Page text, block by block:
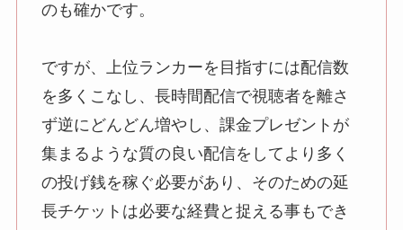
のも確かです。
ですが、上位ランカーを目指すには配信数
を多くこなし、長時間配信で視聴者を離さ
ず逆にどんどん増やし、課金プレゼントが
集まるような質の良い配信をしてより多く
の投げ銭を稼ぐ必要があり、そのための延
長チケットは必要な経費と捉える事もでき